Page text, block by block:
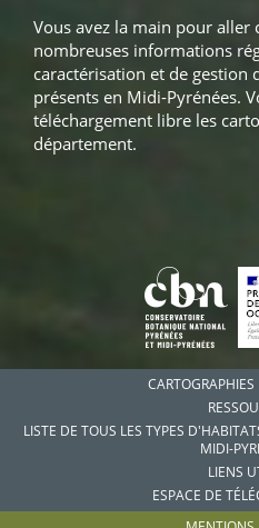
Vous avez la main pour aller
nombreuses informations
caractérisation et de gestion
présents en Midi-Pyrénées.
téléchargement libre les
département.
LISTE DE TOUS LES TYPES
MIDI-
LIENS
ESPACE DE